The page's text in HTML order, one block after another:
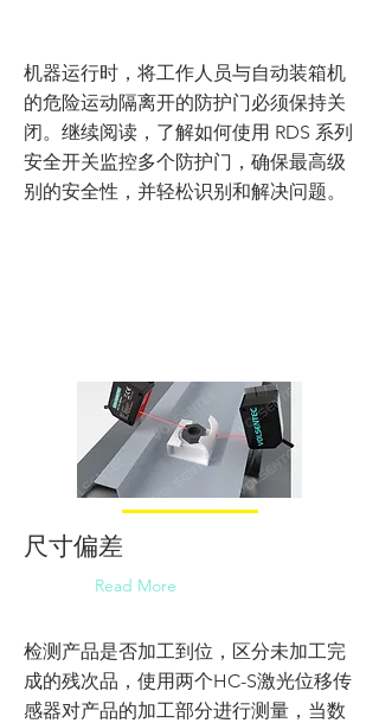
机器运行时，将工作人员与自动装箱机
的危险运动隔离开的防护门必须保持关
闭。继续阅读，了解如何使用 RDS 系列
安全开关监控多个防护门，确保最高级
别的安全性，并轻松识别和解决问题。
尺寸偏差
Read More
检测产品是否加工到位，区分未加工完
成的残次品，使用两个HC-S激光位移传
感器对产品的加工部分进行测量，当数